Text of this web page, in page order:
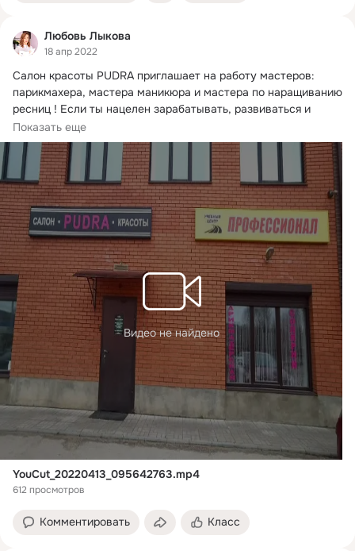
Любовь Лыкова
18 апр 2022
Салон красоты PUDRA приглашает на работу мастеров:
парикмахера, мастера маникюра и мастера по наращиванию
ресниц ! Если ты нацелен зарабатывать, развиваться и
совершенствоваться тебе к нам!
Показать еще
Видео не найдено
YouCut_20220413_095642763.mp4
612 просмотров
Комментировать Класс